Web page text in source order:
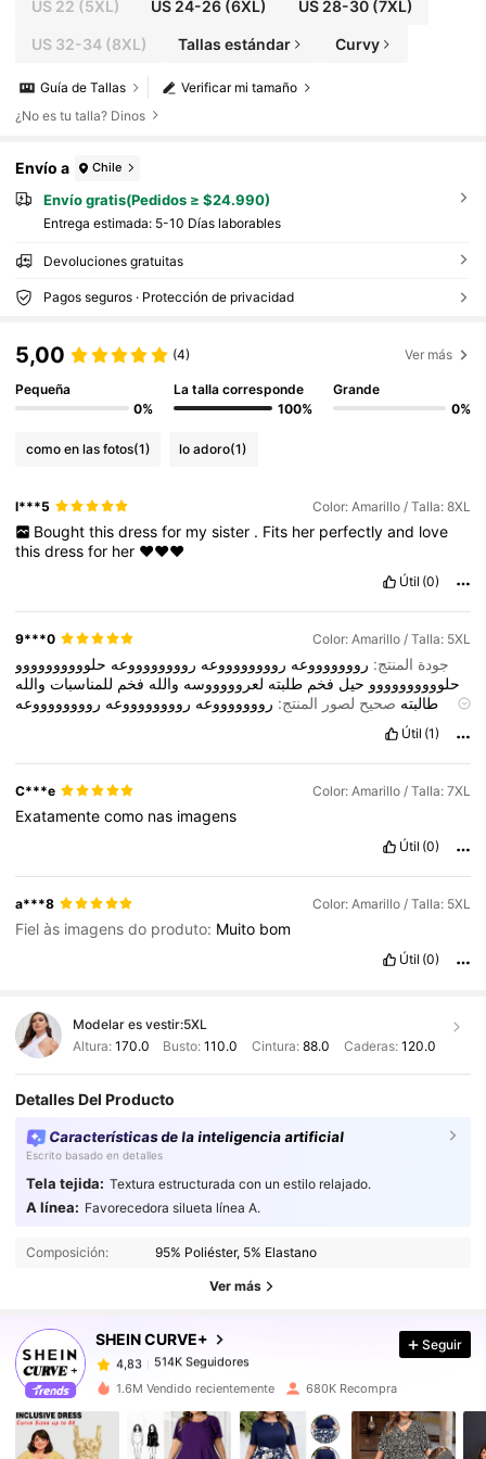
US 22 (5XL) US 24-26 (6XL) US 28-30(7XL)
US 32-34(8XL) Tallas estándar Curvy
Verificar mi tamaño
Guía de Tallas
¿No es tu talla? Dinos
Envío a Chile
Envío gratis(Pedidos ≥ $24.990)
Entrega estimada: 5-10 Días laborables
Devoluciones gratuitas
Pagos seguros · Protección de privacidad
5,00 (4) Ver más
Pequeña
0%
La talla corresponde
100%
Grande
0%
como en las fotos(1) lo adoro(1)
l***5 Color: Amarillo / Talla: 8XL
Bought this dress for my sister . Fits her perfectly and love
thisdressfor her ❤️❤️❤️
Útil (0)
9***0 Color: Amarillo / Talla: 5XL
جودة المنتج: روووووووعه رووووووووعه رووووووووعه حلوووووووووو
حلوووووووووو حيل فخم طلبته لعروووووسه والله فخم للمناسبات والله
طالبته صحيح لصور المنتج: روووووووعه رووووووووعه رووووووووعه
حلوووووووووو
للمناسبات
حلوووووووحيلللللانيقفخمللمناسباتواللهطالبتهلاميلونهوشكله
روووووووعه حلووووووو
Útil (1)
C***e Color: Amarillo / Talla: 7XL
Exatamentecomo nas imagens
Útil (0)
a***8 Color: Amarillo / Talla: 5XL
Fiel às imagens do produto: Muito bom
Útil (0)
Modelar es vestir:5XL
Altura: 170.0 Busto:110.0 Cintura: 88.0 Caderas: 120.0
Detalles Del Producto
Características de la inteligencia artificial
Escrito basado en detalles
Tela tejida: Textura estructurada con un estilo relajado.
A línea: Favorecedora silueta línea A.
Composición: 95% Poliéster, 5% Elastano
Ver más
SHEIN CURVE+
514K Seguidores
4,83
514K Seguidores
p***a
Hace 1 día
4,83 514K Seguidores
Seguir
1.6M Vendido recientemente 680K Recompra